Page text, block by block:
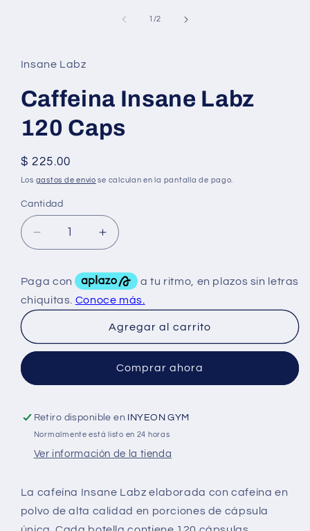
ventana
modal
1 /de
2
Insane Labz
Caffeina Insane Labz
120 Caps
Precio
habitual
$ 225.00
Los gastos de envío se calculan en la pantalla de pago.
Cantidad
Reducir
cantidad
Caffeina
Insane
Labz
Caps
Aumentar
cantidad
para
Caffeina
Insane
Labz
120
Caps
Agregar al carrito
Comprar ahora
Retiro disponible en INYEON GYM
Normalmente está listo en 24 horas
Ver información de la tienda
La cafeína Insane Labz elaborada con cafeína en
polvo de alta calidad en porciones de cápsula